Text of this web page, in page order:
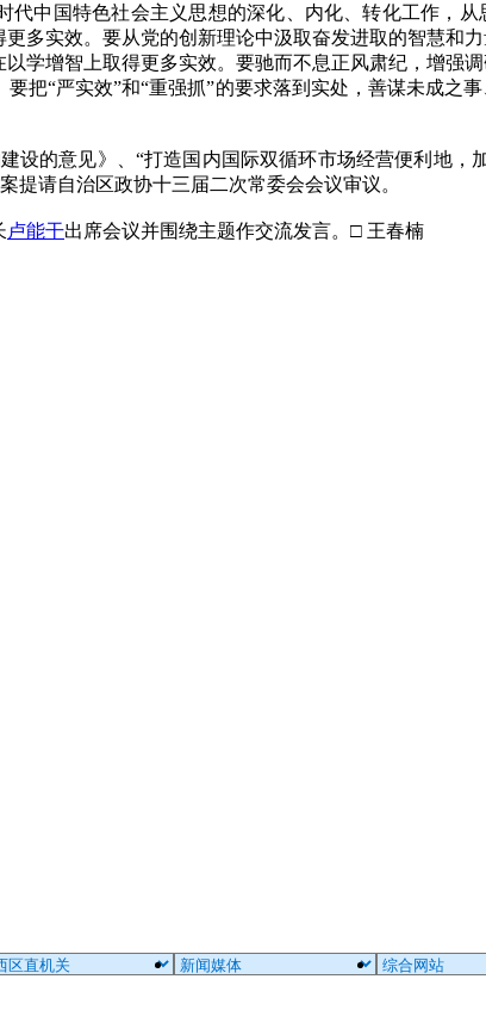
中国特色社会主义思想的深化、内化、转化工作，
多实效。要从党的创新理论中汲取奋发进取的智慧和
学增智上取得更多实效。要驰而不息正风肃纪，增强
把“严实效”和“重强抓”的要求落到实处，善谋未成之
的意见》、“打造国内国际双循环市场经营便利地，
提请自治区政协十三届二次常委会会议审议。
卢能干出席会议并围绕主题作交流发言。□ 王春楠